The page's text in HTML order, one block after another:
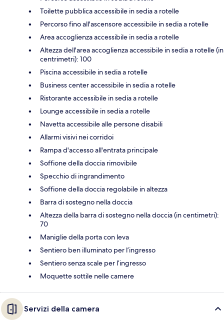
Toilette pubblica accessibile in sedia a rotelle
Percorso fino all'ascensore accessibile in sedia a rotelle
Area accoglienza accessibile in sedia a rotelle
Altezza dell'area accoglienza accessibile in sedia a rotelle (in
centrimetri): 100
Piscina accessibile in sedia a rotelle
Business center accessibile in sedia a rotelle
Ristorante accessibile in sedia a rotelle
Lounge accessibile in sedia a rotelle
Navetta accessibile alle persone disabili
Allarmi visivi nei corridoi
Rampa d'accesso all'entrata principale
Soffione della doccia rimovibile
Specchio di ingrandimento
Soffione della doccia regolabile in altezza
Barra di sostegno nella doccia
Altezza della barra di sostegno nella doccia (in centimetri):
70
Maniglie della porta con leva
Sentiero ben illuminato per l’ingresso
Sentiero senza scale per l’ingresso
Moquette sottile nelle camere
Servizi della camera